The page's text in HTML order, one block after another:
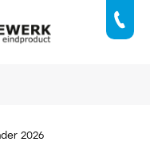
2026